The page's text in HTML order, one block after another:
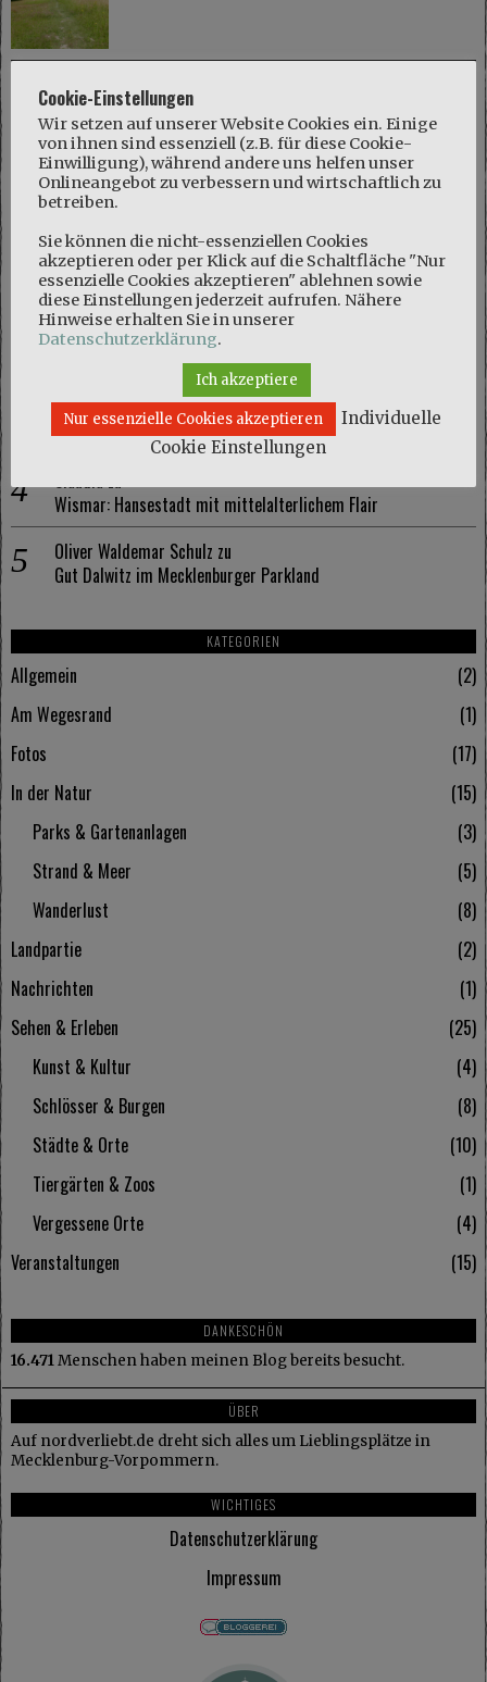
Mariezu
Naturschutzgebiet Kösterbeck und eine kuriose Entdeckung
Olaf Schmidtzu
Naturschutzgebiet Kösterbeck und eine kuriose Entdeckung
Mariezu
Wismar: Hansestadt mit mittelalterlichem Flair
Claudiazu
Wismar: Hansestadt mit mittelalterlichem Flair
Oliver Waldemar Schulz zu
Gut Dalwitz im Mecklenburger Parkland
KATEGORIEN
Allgemein
2
Am Wegesrand
1
Fotos
17
In der Natur
15
Parks & Gartenanlagen
3
Strand & Meer
5
Wanderlust
8
Landpartie
2
Nachrichten
1
Sehen & Erleben
25
Kunst & Kultur
4
Schlösser & Burgen
8
Städte & Orte
10
Tiergärten & Zoos
1
Vergessene Orte
4
Veranstaltungen
15
DANKESCHÖN
16.471Menschen haben meinen Blog bereits besucht.
ÜBER
Auf nordverliebt.de dreht sich alles um Lieblingsplätze in
Mecklenburg-Vorpommern.
WICHTIGES
Datenschutzerklärung
Impressum
Cookie-Einstellungen
Wir setzen auf unserer Website Cookies ein. Einige
von ihnen sind essenziell (z.B. für diese Cookie-
Einwilligung), während andere uns helfen unser
Onlineangebot zu verbessern und wirtschaftlich zu
betreiben.
Sie können die nicht-essenziellen Cookies
akzeptieren oder per Klick auf die Schaltfläche "Nur
essenzielle Cookies akzeptieren" ablehnen sowie
diese Einstellungen jederzeit aufrufen. Nähere
Hinweise erhalten Sie in unserer
Datenschutzerklärung.
Ich akzeptiere
Nur essenzielle Cookies akzeptieren
Individuelle
Cookie Einstellungen